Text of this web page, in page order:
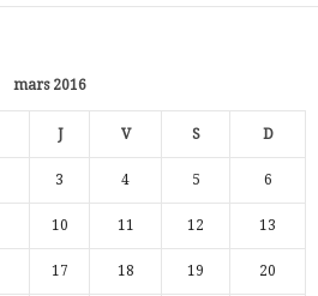
mars 2016
J V S D
3 4 5 6
10 11 12 13
17 18 19 20